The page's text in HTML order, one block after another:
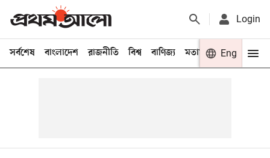
Login
সর্বশেষ বাংলাদেশ রাজনীতি বিশ্ব বাণিজ্য মতামত খেলা
Eng